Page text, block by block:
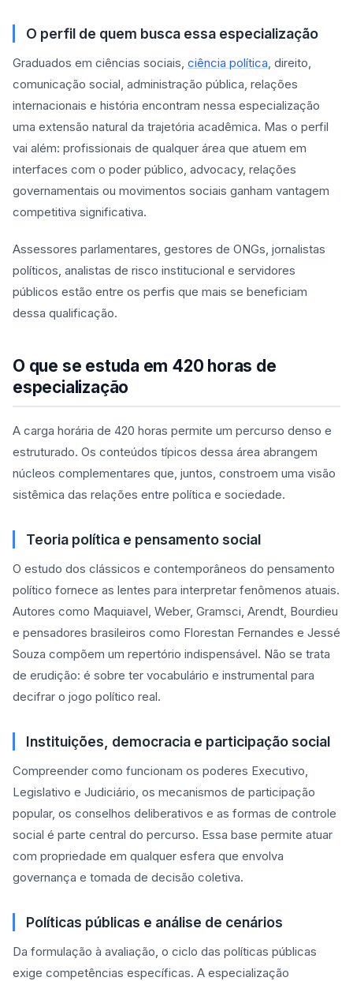
O perfil de quem busca essa especialização
Graduados em ciências sociais, ciência política, direito,
comunicação social, administração pública, relações
internacionais e história encontram nessa especialização
uma extensão natural da trajetória acadêmica. Mas o perfil
vai além: profissionais de qualquer área que atuem em
interfaces com o poder público, advocacy, relações
governamentais ou movimentos sociais ganham vantagem
competitiva significativa.
Assessores parlamentares, gestores de ONGs, jornalistas
políticos, analistas de risco institucional e servidores
públicos estão entre os perfis que mais se beneficiam
dessa qualificação.
O que se estuda em 420 horas de
especialização
A carga horária de 420 horas permite um percurso denso e
estruturado. Os conteúdos típicos dessa área abrangem
núcleos complementares que, juntos, constroem uma visão
sistêmica das relações entre política e sociedade.
Teoria política e pensamento social
O estudo dos clássicos e contemporâneos do pensamento
político fornece as lentes para interpretar fenômenos atuais.
Autores como Maquiavel, Weber, Gramsci, Arendt, Bourdieu
e pensadores brasileiros como Florestan Fernandes e Jessé
Souza compõem um repertório indispensável. Não se trata
de erudição: é sobre ter vocabulário e instrumental para
decifrar o jogo político real.
Instituições, democracia e participação social
Compreender como funcionam os poderes Executivo,
Legislativo e Judiciário, os mecanismos de participação
popular, os conselhos deliberativos e as formas de controle
social é parte central do percurso. Essa base permite atuar
com propriedade em qualquer esfera que envolva
governança e tomada de decisão coletiva.
Políticas públicas e análise de cenários
Da formulação à avaliação, o ciclo das políticas públicas
exige competências específicas. A especialização